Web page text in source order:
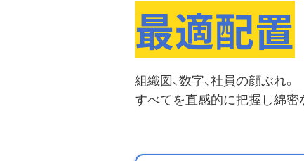
最適配置
組織図、数字、社員の顔ぶれ。
すべてを直感的に把握し綿密